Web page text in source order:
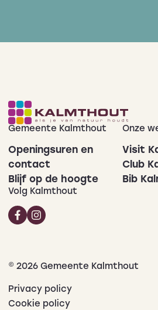
Gemeente Kalmthout
Openingsuren en
contact
Blijf op de hoogte
Onze
Visit
Club
Bib
Volg Kalmthout
© 2026 Gemeente Kalmthout
Privacy policy
Cookie policy